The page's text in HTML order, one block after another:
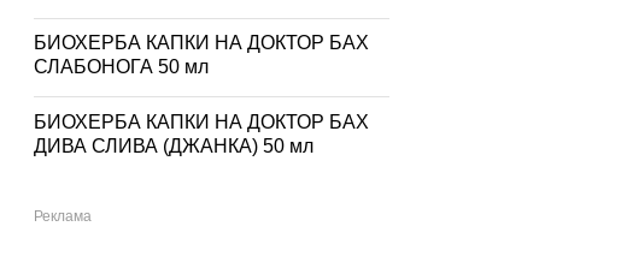
БИОХЕРБА КАПКИ НА ДОКТОР БАХ
СЛАБОНОГА 50 мл
БИОХЕРБА КАПКИ НА ДОКТОР БАХ
ДИВА СЛИВА (ДЖАНКА) 50 мл